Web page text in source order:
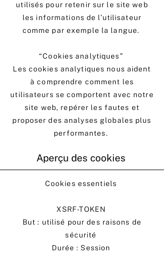
utilisés pour retenir sur le site web
les informations de l’utilisateur
comme par exemple la langue.
“Cookies analytiques”
Les cookies analytiques nous aident
à comprendre comment les
utilisateurs se comportent avec notre
site web, repérer les fautes et
proposer des analyses globales plus
performantes.
Aperçu des cookies
Cookies essentiels
XSRF-TOKEN
But : utilisé pour des raisons de
sécurité
Durée : Session